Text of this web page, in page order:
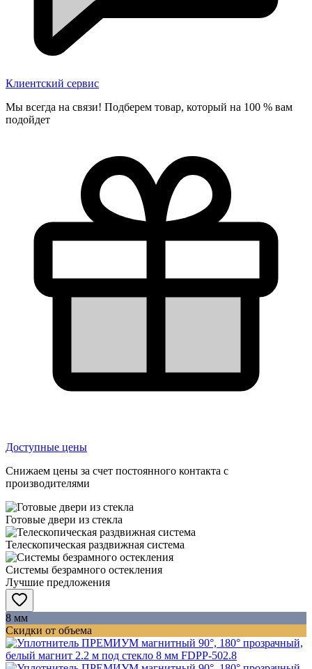
Клиентский сервис
Мы всегда на связи! Подберем товар, который на 100 % вам
подойдет
Доступные цены
Снижаем цены за счет постоянного контакта с
производителями
Готовые двери из стекла
Телескопическая раздвижная система
Системы безрамного остекления
Лучшие предложения
8 мм
Скидки от объема